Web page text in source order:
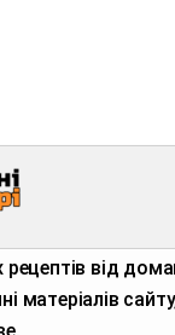
рецептів від
матеріалів